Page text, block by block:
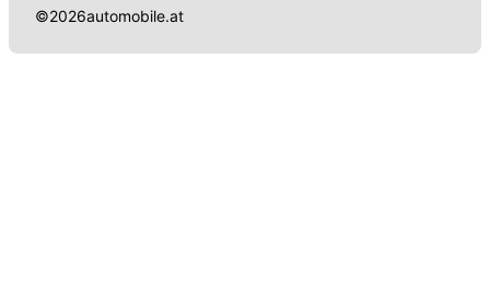
©2026automobile.at